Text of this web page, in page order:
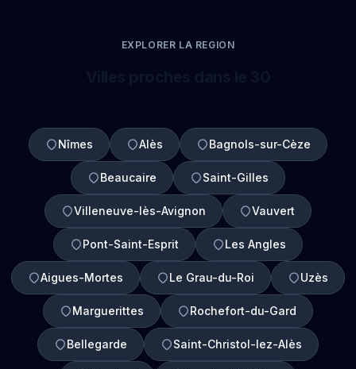
EXPLORER LA REGION
Nîmes Alès Bagnols-sur-Cèze
Beaucaire Saint-Gilles
Villeneuve-lès-Avignon Vauvert
Pont-Saint-Esprit Les Angles
Aigues-Mortes Le Grau-du-Roi Uzès
Marguerittes Rochefort-du-Gard
Bellegarde Saint-Christol-lez-Alès